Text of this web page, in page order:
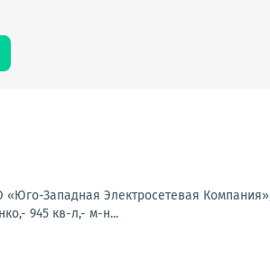
Западная Электросетевая
945 кв-л,- м-н...